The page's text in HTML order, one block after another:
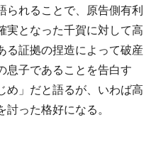
られることで、原告側有利
実となった千賀に対して高
る証拠の捏造によって破産
息子であることを告白す
め」だと語るが、いわば高
った格好になる。